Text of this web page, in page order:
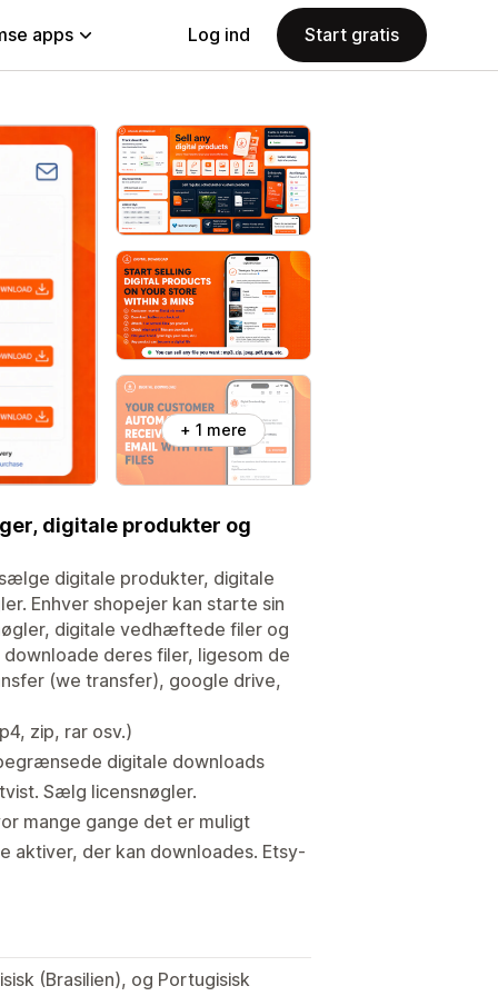
apps Log ind Start gratis
+ 1 mere
digitale produkter og
digitale produkter, digitale
Enhver shopejer kan starte sin
digitale vedhæftede filer og
deres filer, ligesom de
(we transfer), google drive,
zip, rar osv.)
digitale downloads
Sælg licensnøgler.
mange gange det er muligt
aktiver, der kan downloades. Etsy-
(Brasilien), og Portugisisk